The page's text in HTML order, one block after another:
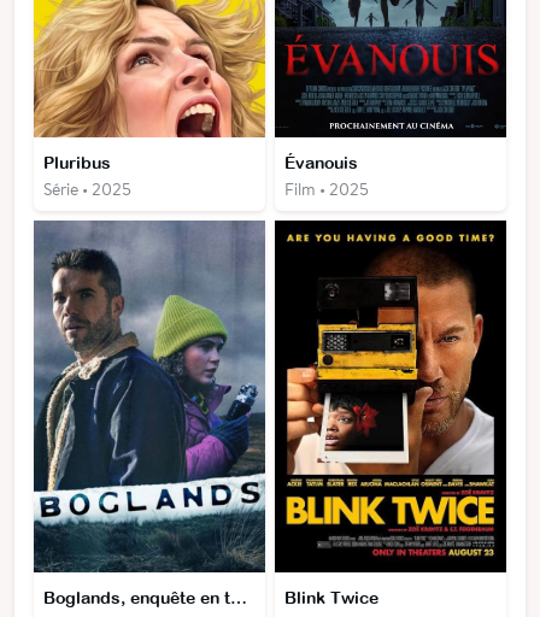
Pluribus
Série • 2025
Évanouis
Film • 2025
Boglands, enquête en terre noire Blink Twice